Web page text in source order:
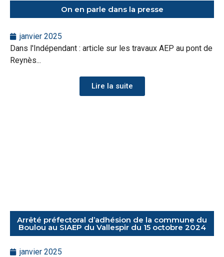
On en parle dans la presse
janvier 2025
Dans l'Indépendant : article sur les travaux AEP au pont de
Reynès...
Lire la suite
Arrêté préfectoral d’adhésion de la commune du
Boulou au SIAEP du Vallespir du 15 octobre 2024
janvier 2025